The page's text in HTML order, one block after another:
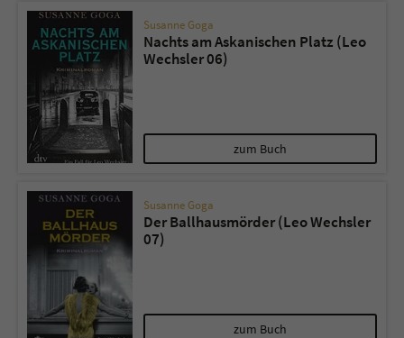
Susanne Goga
Nachts am Askanischen Platz (Leo
Wechsler 06)
zum Buch
Susanne Goga
Der Ballhausmörder (Leo Wechsler
07)
zum Buch